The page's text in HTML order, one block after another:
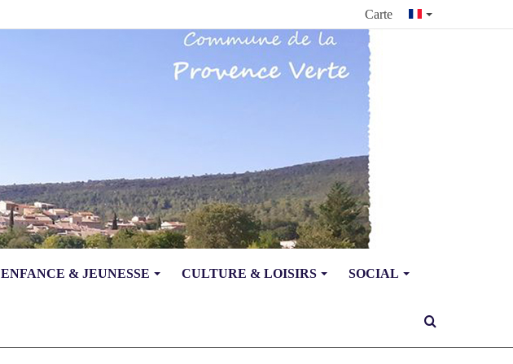
Carte
ENFANCE & JEUNESSE CULTURE & LOISIRS SOCIAL